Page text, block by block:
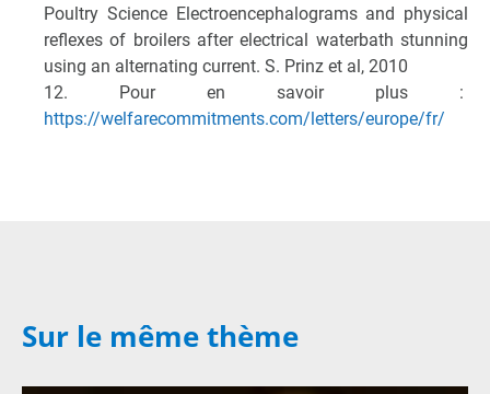
Poultry Science Electroencephalograms and physical
reflexes of broilers after electrical waterbath stunning
using an alternating current. S. Prinz et al, 2010
12. Pour en savoir plus :
https://welfarecommitments.com/letters/europe/fr/
Sur le même thème